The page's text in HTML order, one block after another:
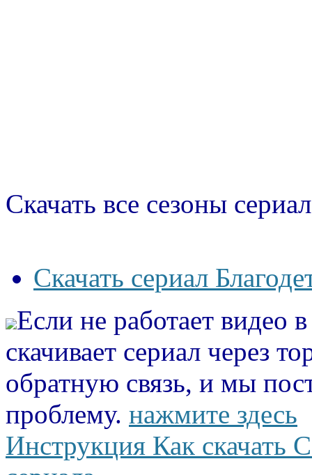
Скачать все сезоны
Скачать сериал
Если не работает видео
скачивает сериал через
обратную связь, и мы
проблему. нажмите здесь
Инструкция Как скачать